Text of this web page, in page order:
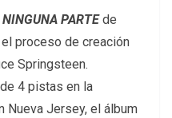
PARTEde
proceso de creación
Springsteen.
4 pistas en la
Nueva Jersey, el álbum